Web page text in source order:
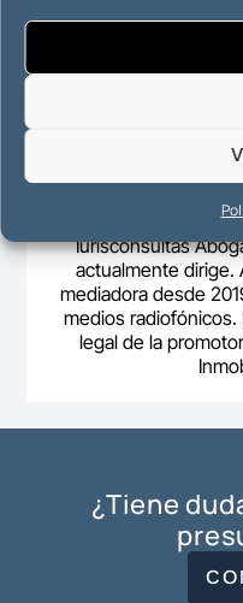
Mª Ángeles Rico
Iurisconsultas
actualmente dirige.
mediadora desde
medios radiofónicos.
legal de la
¿Tiene